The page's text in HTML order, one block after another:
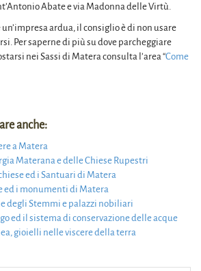
Abate e via Madonna delle Virtù.
un’impresa ardua, il consiglio è di non usare
Per saperne di più su dove parcheggiare
nei Sassi di Matera consulta l’area “Come
anche:
a Matera
Materana e delle Chiese Rupestri
ed i Santuari di Matera
ed i monumenti di Matera
degli Stemmi e palazzi nobiliari
ed il sistema di conservazione delle acque
gioielli nelle viscere della terra